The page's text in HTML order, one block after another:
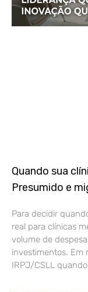
Quando sua
Presumido e
Para decidir
real para clínicas
volume de
investimentos. Em
IRPJ/CSLL